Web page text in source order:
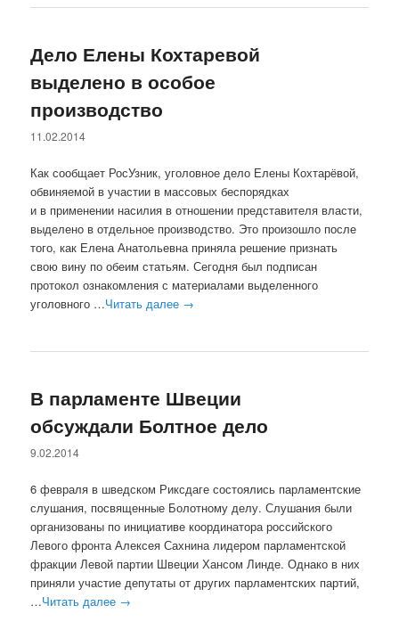
Дело Елены Кохтаревой
выделено в особое
производство
11.02.2014
Как сообщает РосУзник, уголовное дело Елены Кохтарёвой,
обвиняемой в участии в массовых беспорядках
и в применении насилия в отношении представителя власти,
выделено в отдельное производство. Это произошло после
того, как Елена Анатольевна приняла решение признать
свою вину по обеим статьям. Сегодня был подписан
протокол ознакомления с материалами выделенного
уголовного …Читать далее →
В парламенте Швеции
обсуждали Болтное дело
9.02.2014
6 февраля в шведском Риксдаге состоялись парламентские
слушания, посвященные Болотному делу. Слушания были
организованы по инициативе координатора российского
Левого фронта Алексея Сахнина лидером парламентской
фракции Левой партии Швеции Хансом Линде. Однако в них
приняли участие депутаты от других парламентских партий,
…Читать далее →